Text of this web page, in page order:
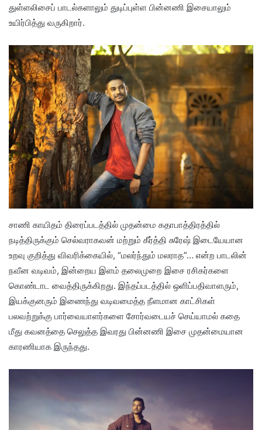
துள்ளலிசைப் பாடல்களாலும் துடிப்புள்ள பின்னணி இசையாலும்
உயிர்பித்து வருகிறார்.
சாணி காயிதம் திரைப்படத்தில் முதன்மை கதாபாத்திரத்தில்
நடித்திருக்கும் செல்வராகவன் மற்றும் கீர்த்தி சுரேஷ் இடையேயான
உறவு குறித்து விவரிக்கையில், “மலர்ந்தும் மலராத”… என்ற பாடலின்
நவீன வடிவம், இன்றைய இளம் தலைமுறை இசை ரசிகர்களை
கொண்டாட வைத்திருக்கிறது. இந்தப்படத்தில் ஒளிப்பதிவாளரும்,
இயக்குனரும் இணைந்து வடிவமைத்த நீளமான காட்சிகள்
பலவற்றுக்கு பார்வையாளர்களை சோர்வடையச் செய்யாமல் கதை
மீது கவனத்தை செலுத்த இவரது பின்னணி இசை முதன்மையான
காரணியாக இருந்தது.